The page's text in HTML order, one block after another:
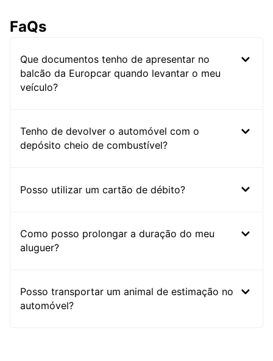
FaQs
Que documentos tenho de apresentar no
balcão da Europcar quando levantar o meu
veículo?
Tenho de devolver o automóvel com o
depósito cheio de combustível?
Posso utilizar um cartão de débito?
Como posso prolongar a duração do meu
aluguer?
Posso transportar um animal de estimação no
automóvel?